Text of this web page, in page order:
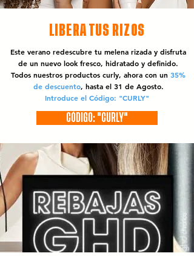
LIBERA TUS RIZOS
Este verano redescubre tu melena rizada y disfruta
de un nuevo look fresco, hidratado y definido.
Todos nuestros productos curly, ahora con un 35%
de descuento, hasta el 31 de Agosto.
Introduce el Código: "CURLY"
CÓDIGO: "CURLY"